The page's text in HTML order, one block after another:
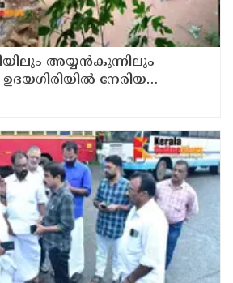
അയ്യൻകുന്നിലും
നേരിയ
ക്യാമ്പിലേക്ക് മാറ്റി